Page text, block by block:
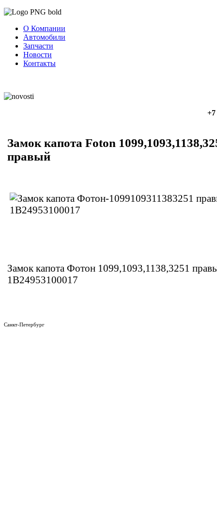
О Компании
Автомобили
Запчасти
Новости
Контакты
+7
Замок капота Foton
правый
Замок капота Фотон 1099,1093,1138,3251
1B24953100017
Санкт-Петербург